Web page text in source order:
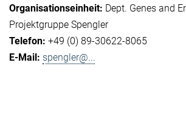
Dept. Genes and
Projektgruppe Spengler
+49 (0) 89-30622-8065
spengler@...